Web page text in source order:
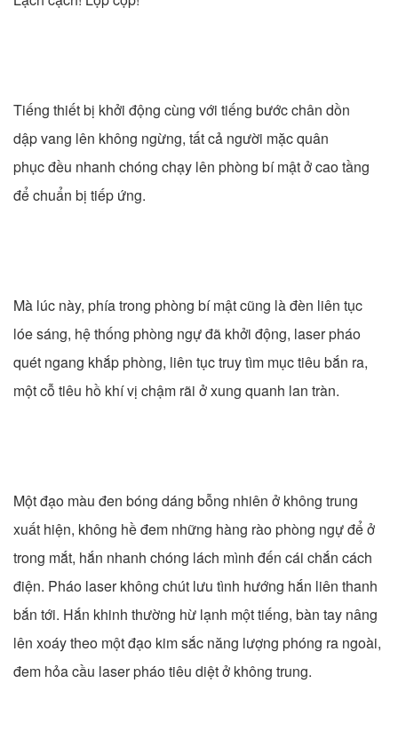
Tiếng thiết bị khởi động cùng với tiếng bước chân dồn
dập vang lên không ngừng, tất cả người mặc quân
phục đều nhanh chóng chạy lên phòng bí mật ở cao tầng
để chuẩn bị tiếp ứng.
Mà lúc này, phía trong phòng bí mật cũng là đèn liên tục
lóe sáng, hệ thống phòng ngự đã khởi động, laser pháo
quét ngang khắp phòng, liên tục truy tìm mục tiêu bắn ra,
một cỗ tiêu hồ khí vị chậm rãi ở xung quanh lan tràn.
Một đạo màu đen bóng dáng bỗng nhiên ở không trung
xuất hiện, không hề đem những hàng rào phòng ngự để ở
trong mắt, hắn nhanh chóng lách mình đến cái chắn cách
điện. Pháo laser không chút lưu tình hướng hắn liên thanh
bắn tới. Hắn khinh thường hừ lạnh một tiếng, bàn tay nâng
lên xoáy theo một đạo kim sắc năng lượng phóng ra ngoài,
đem hỏa cầu laser pháo tiêu diệt ở không trung.